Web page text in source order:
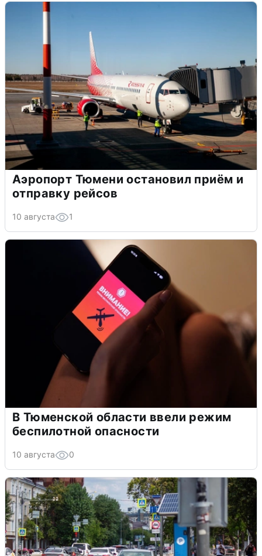
Аэропорт Тюмени остановил приём и
отправку рейсов
10 августа 1
В Тюменской области ввели режим
беспилотной опасности
10 августа 0